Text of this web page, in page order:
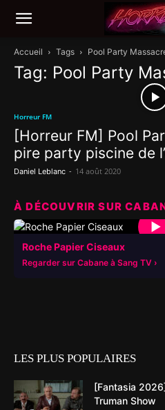
Accueil Tags Pool Party
Tag: Pool Party
Horreur FM
[Horreur FM] Pool
pire party piscine de
Daniel Leblanc - 14 août 2020
À DÉCOUVRIR SUR
▶
Roche Papier Ciseaux
Regarder sur Cabane à Sang TV
LES PLUS POPULAIRES
[Fantasia
Truman Show